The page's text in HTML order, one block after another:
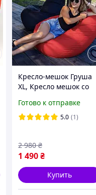
Кресло-мешок Груша
XL, Кресло мешок со
Бескаркасные пуфы и
кресла, Кресло мешок
Готово к отправке
5.0 (1)
1 490₴
2 980 ₴
Купить